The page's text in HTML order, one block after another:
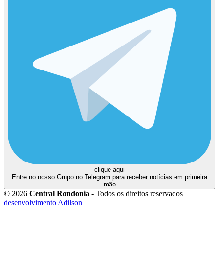
clique aqui
Entre no nosso Grupo no Telegram para receber notícias em primeira
mão
© 2026 Central Rondonia - Todos os direitos reservados
desenvolvimento Adilson